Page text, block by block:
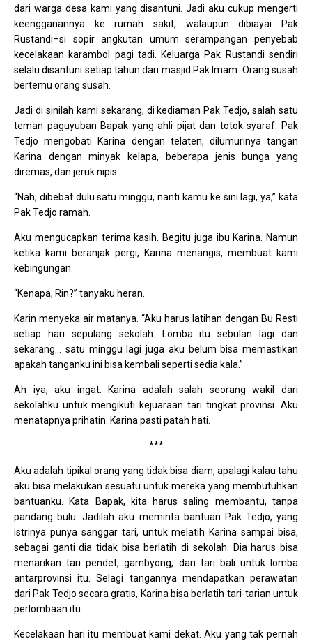
dari warga desa kami yang disantuni. Jadi aku cukup mengerti
keengganannya ke rumah sakit, walaupun dibiayai Pak
Rustandi–si sopir angkutan umum serampangan penyebab
kecelakaan karambol pagi tadi. Keluarga Pak Rustandi sendiri
selalu disantuni setiap tahun dari masjid Pak Imam. Orang susah
bertemu orang susah.
Jadi di sinilah kami sekarang, di kediaman Pak Tedjo, salah satu
teman paguyuban Bapak yang ahli pijat dan totok syaraf. Pak
Tedjo mengobati Karina dengan telaten, dilumurinya tangan
Karina dengan minyak kelapa, beberapa jenis bunga yang
diremas, dan jeruk nipis.
“Nah, dibebat dulu satu minggu, nanti kamu ke sini lagi, ya,” kata
Pak Tedjo ramah.
Aku mengucapkan terima kasih. Begitu juga ibu Karina. Namun
ketika kami beranjak pergi, Karina menangis, membuat kami
kebingungan.
“Kenapa, Rin?” tanyaku heran.
Karin menyeka air matanya. “Aku harus latihan dengan Bu Resti
setiap hari sepulang sekolah. Lomba itu sebulan lagi dan
sekarang… satu minggu lagi juga aku belum bisa memastikan
apakah tanganku ini bisa kembali seperti sedia kala.”
Ah iya, aku ingat. Karina adalah salah seorang wakil dari
sekolahku untuk mengikuti kejuaraan tari tingkat provinsi. Aku
menatapnya prihatin. Karina pasti patah hati.
***
Aku adalah tipikal orang yang tidak bisa diam, apalagi kalau tahu
aku bisa melakukan sesuatu untuk mereka yang membutuhkan
bantuanku. Kata Bapak, kita harus saling membantu, tanpa
pandang bulu. Jadilah aku meminta bantuan Pak Tedjo, yang
istrinya punya sanggar tari, untuk melatih Karina sampai bisa,
sebagai ganti dia tidak bisa berlatih di sekolah. Dia harus bisa
menarikan tari pendet, gambyong, dan tari bali untuk lomba
antarprovinsi itu. Selagi tangannya mendapatkan perawatan
dari Pak Tedjo secara gratis, Karina bisa berlatih tari-tarian untuk
perlombaan itu.
Kecelakaan hari itu membuat kami dekat. Aku yang tak pernah